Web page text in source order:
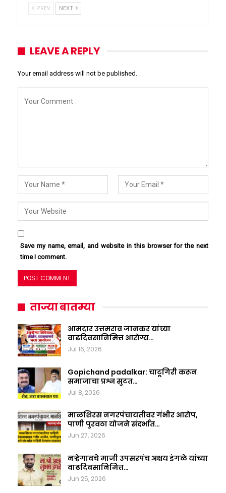
PREV NEXT
LEAVE A REPLY
Your email address will not be published.
Save my name, email, and website in this browser for the next
time I comment.
ताज्या बातम्या
आमदार उत्तमराव जानकर यांच्या
वाढदिवसानिमित्त आरोग्य…
Jul 16, 2026
Gopichand padalkar: चाटूगिरी करून
समाजाचा प्रश्न सुटत…
Jul 8, 2026
माळशिरस नगरपंचायतीवर गंभीर आरोप,
पाणी पुरवठा योजने संदर्भात…
Jun 27, 2026
नऱ्हेगावचे माजी उपसरपंच अक्षय इंगळे यांच्या
वाढदिवसानिमित्त…
Jun 25, 2026